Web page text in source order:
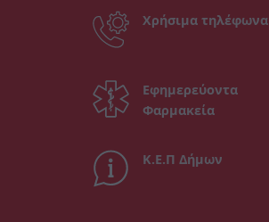
Χρήσιμα τηλέφωνα
Εφημερεύοντα
Φαρμακεία
Κ.Ε.Π Δήμων